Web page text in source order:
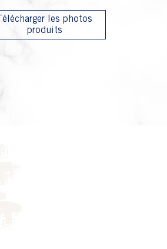
Télécharger les photos
produits